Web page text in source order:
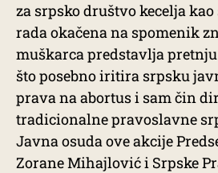
za srpsko društvo kecelja
rada okačena na spomenik
muškarca predstavlja pretnju
što posebno iritira srpsku
prava na abortus i sam čin
tradicionalne pravoslavne
Javna osuda ove akcije
Zorane Mihajlović i Srpske